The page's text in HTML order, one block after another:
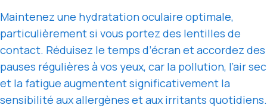
Maintenez une hydratation oculaire optimale,
particulièrement si vous portez des lentilles de
contact. Réduisez le temps d’écran et accordez des
pauses régulières à vos yeux, car la pollution, l’air sec
et la fatigue augmentent significativement la
sensibilité aux allergènes et aux irritants quotidiens.